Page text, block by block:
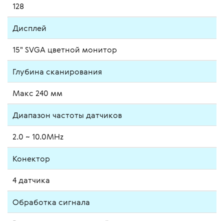
128
Дисплей
15" SVGA цветной монитор
Глубина сканирования
Макс 240 мм
Диапазон частоты датчиков
2.0 ~ 10.0MHz
Конектор
4 датчика
Обработка сигнала